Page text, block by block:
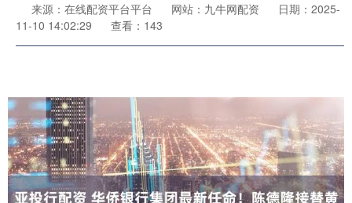
来源：在线配资平台平台 网站：九牛网配资
日期：2025-
11-10 14:02:29
查看：143